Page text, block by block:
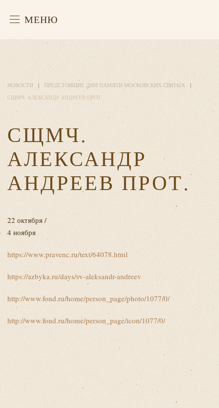
МЕНЮ
НОВОСТИ
ПРЕДСТОЯЩИЕ ДНИ ПАМЯТИ МОСКОВСКИХ СВЯТЫХ
СЩМЧ. АЛЕКСАНДР АНДРЕЕВ ПРОТ.
СЩМЧ.
АЛЕКСАНДР
АНДРЕЕВ ПРОТ.
22 октября /
4 ноября
https://www.pravenc.ru/text/64078.html
https://azbyka.ru/days/sv-aleksandr-andreev
http://www.fond.ru/home/person_page/photo/1077/0/
http://www.fond.ru/home/person_page/icon/1077/0/